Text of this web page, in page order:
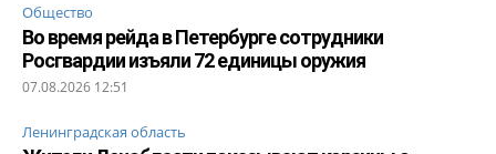
Общество
Во время рейда в Петербурге сотрудники
Росгвардии изъяли 72 единицы оружия
07.08.2026 12:51
Ленинградская область